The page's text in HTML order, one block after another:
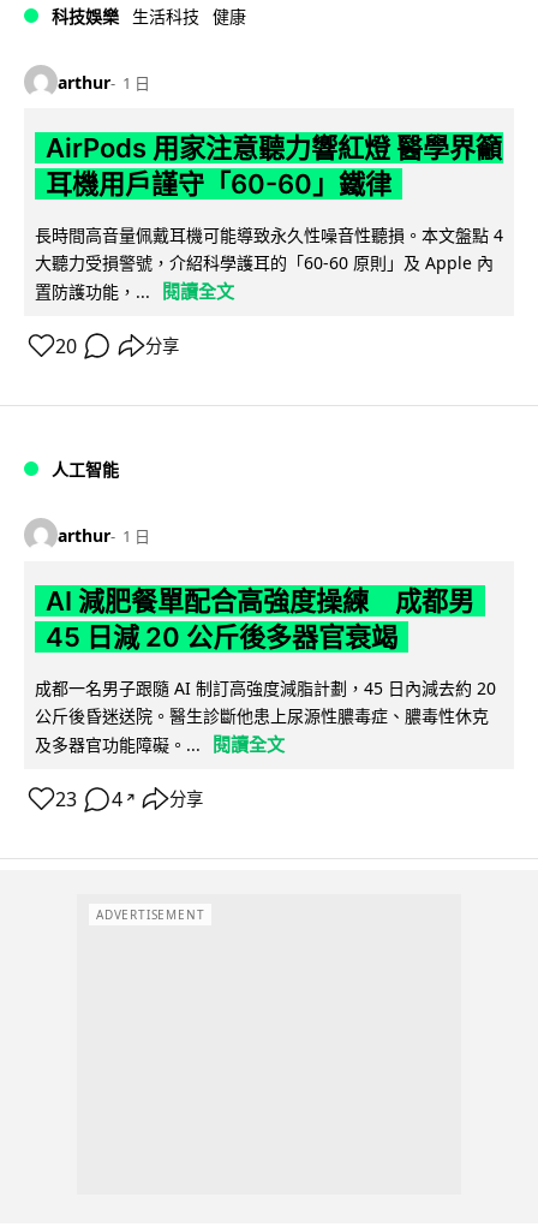
科技娛樂 生活科技 健康
arthur 1 日
AirPods 用家注意聽力響紅燈 醫學界籲
耳機用戶謹守「60-60」鐵律
長時間高音量佩戴耳機可能導致永久性噪音性聽損。本文盤點 4
大聽力受損警號，介紹科學護耳的「60-60 原則」及 Apple 內
置防護功能，...
閱讀全文
20 分享
人工智能
arthur 1 日
AI 減肥餐單配合高強度操練 成都男
45 日減 20 公斤後多器官衰竭
成都一名男子跟隨 AI 制訂高強度減脂計劃，45 日內減去約 20
公斤後昏迷送院。醫生診斷他患上尿源性膿毒症、膿毒性休克
及多器官功能障礙。...
閱讀全文
23 4 ↗ 分享
ADVERTISEMENT